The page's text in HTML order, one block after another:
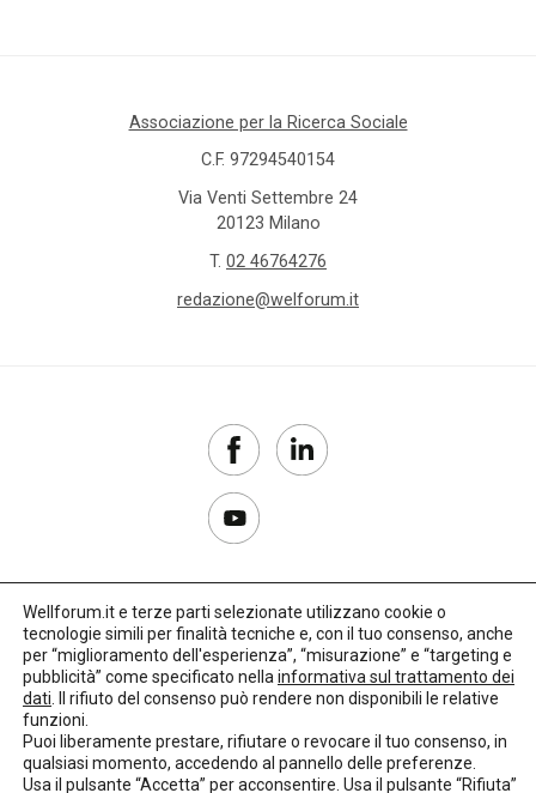
Associazione per la Ricerca Sociale
C.F. 97294540154
Via Venti Settembre 24
20123 Milano
T. 02 46764276
redazione@welforum.it
Copyright 2017–2026
Privacy Policy
Credits: LO Studio
Wellforum.it e terze parti selezionate utilizzano cookie o
tecnologie simili per finalità tecniche e, con il tuo consenso, anche
per “miglioramento dell'esperienza”, “misurazione” e “targeting e
pubblicità” come specificato nella informativa sul trattamento dei
dati . Il rifiuto del consenso può rendere non disponibili le relative
funzioni.
Puoi liberamente prestare, rifiutare o revocare il tuo consenso, in
qualsiasi momento, accedendo al pannello delle preferenze.
Usa il pulsante “Accetta” per acconsentire. Usa il pulsante “Rifiuta”